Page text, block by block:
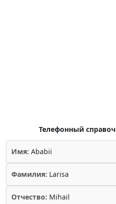
Телефонный
Имя: Ababii
Фамилия: Larisa
Отчество: Mihail